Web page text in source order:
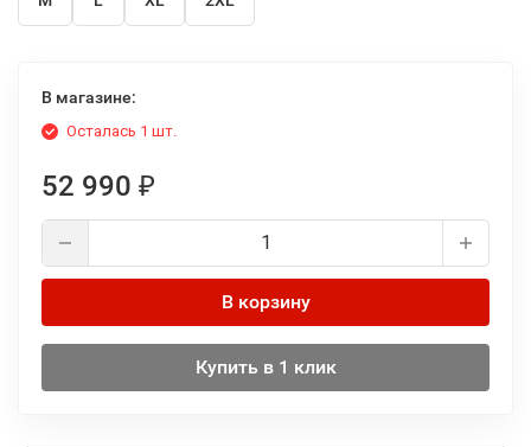
В магазине:
Осталась 1 шт.
52 990 ₽
В корзину
Купить в 1 клик